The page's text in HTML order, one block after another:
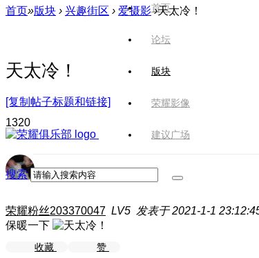
首页
论坛
版块
荣耀影像
建议广场
搜索
首页»版块 › 兴趣街区 › 爱摄影 ›天太冷！
天太冷！
[复制帖子标题和链接]
1320
荣耀粉丝203370047 LV5 发表于 2021-1-1
保暖一下
收藏 赞